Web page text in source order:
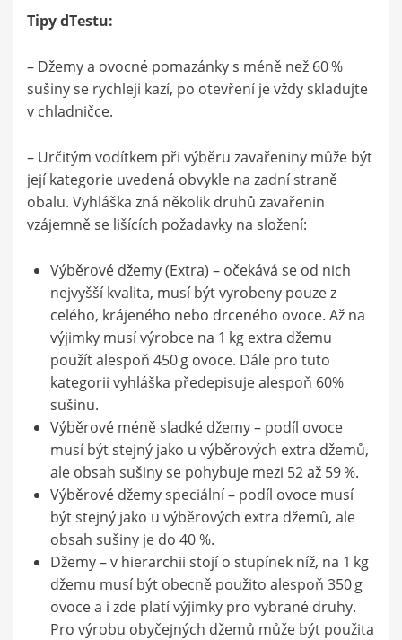
Tipy dTestu:
– Džemy a ovocné pomazánky s méně než 60 %
sušiny se rychleji kazí, po otevření je vždy skladujte
v chladničce.
– Určitým vodítkem při výběru zavařeniny může být
její kategorie uvedená obvykle na zadní straně
obalu. Vyhláška zná několik druhů zavařenin
vzájemně se lišících požadavky na složení:
Výběrové džemy (Extra) – očekává se od nich
nejvyšší kvalita, musí být vyrobeny pouze z
celého, krájeného nebo drceného ovoce. Až na
výjimky musí výrobce na 1 kg extra džemu
použít alespoň 450 g ovoce. Dále pro tuto
kategorii vyhláška předepisuje alespoň 60%
sušinu.
Výběrové méně sladké džemy – podíl ovoce
musí být stejný jako u výběrových extra džemů,
ale obsah sušiny se pohybuje mezi 52 až 59 %.
Výběrové džemy speciální – podíl ovoce musí
být stejný jako u výběrových extra džemů, ale
obsah sušiny je do 40 %.
Džemy – v hierarchii stojí o stupínek níž, na 1 kg
džemu musí být obecně použito alespoň 350 g
ovoce a i zde platí výjimky pro vybrané druhy.
Pro výrobu obyčejných džemů může být použita